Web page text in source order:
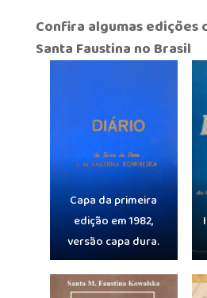
Confira algumas edições
Santa Faustina no Brasil
Capa da primeira
edição em 1982,
versão capa dura.